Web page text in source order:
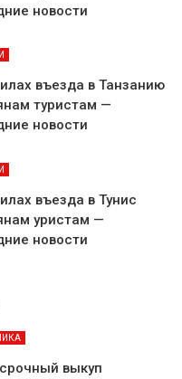
новости
въезда в Танзанию
туристам —
новости
въезда в Тунис
уристам —
новости
выкуп